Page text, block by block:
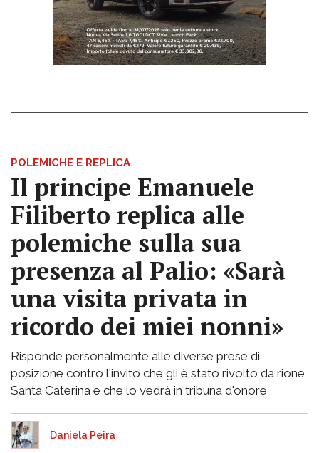
POLEMICHE E REPLICA
Il principe Emanuele
Filiberto replica alle
polemiche sulla sua
presenza al Palio: «Sarà
una visita privata in
ricordo dei miei nonni»
Risponde personalmente alle diverse prese di
posizione contro l'invito che gli è stato rivolto da rione
Santa Caterina e che lo vedrà in tribuna d'onore
Daniela Peira